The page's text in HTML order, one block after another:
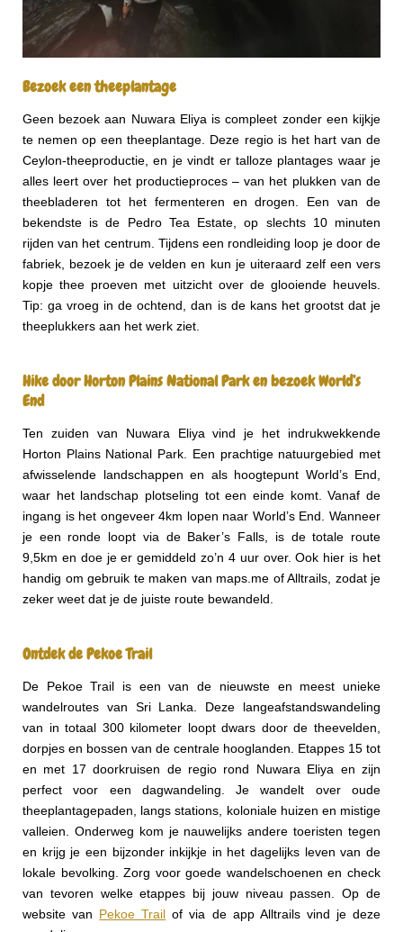
Bezoek een theeplantage
Geen bezoek aan Nuwara Eliya is compleet zonder een kijkje
te nemen op een theeplantage. Deze regio is het hart van de
Ceylon-theeproductie, en je vindt er talloze plantages waar je
alles leert over het productieproces – van het plukken van de
theebladeren tot het fermenteren en drogen. Een van de
bekendste is de Pedro Tea Estate, op slechts 10 minuten
rijden van het centrum. Tijdens een rondleiding loop je door de
fabriek, bezoek je de velden en kun je uiteraard zelf een vers
kopje thee proeven met uitzicht over de glooiende heuvels.
Tip: ga vroeg in de ochtend, dan is de kans het grootst dat je
theeplukkers aan het werk ziet.
Hike door Horton Plains National Park en bezoek World’s
End
Ten zuiden van Nuwara Eliya vind je het indrukwekkende
Horton Plains National Park. Een prachtige natuurgebied met
afwisselende landschappen en als hoogtepunt World’s End,
waar het landschap plotseling tot een einde komt. Vanaf de
ingang is het ongeveer 4km lopen naar World’s End. Wanneer
je een ronde loopt via de Baker’s Falls, is de totale route
9,5km en doe je er gemiddeld zo’n 4 uur over. Ook hier is het
handig om gebruik te maken van maps.me of Alltrails, zodat je
zeker weet dat je de juiste route bewandeld.
Ontdek de Pekoe Trail
De Pekoe Trail is een van de nieuwste en meest unieke
wandelroutes van Sri Lanka. Deze langeafstandswandeling
van in totaal 300 kilometer loopt dwars door de theevelden,
dorpjes en bossen van de centrale hooglanden. Etappes 15 tot
en met 17 doorkruisen de regio rond Nuwara Eliya en zijn
perfect voor een dagwandeling. Je wandelt over oude
theeplantagepaden, langs stations, koloniale huizen en mistige
valleien. Onderweg kom je nauwelijks andere toeristen tegen
en krijg je een bijzonder inkijkje in het dagelijks leven van de
lokale bevolking. Zorg voor goede wandelschoenen en check
van tevoren welke etappes bij jouw niveau passen. Op de
website van Pekoe Trail of via de app Alltrails vind je deze